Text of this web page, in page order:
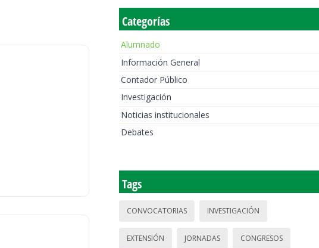
Categorías
Alumnado
Información General
Contador Público
Investigación
Noticias institucionales
Debates
Tags
CONVOCATORIAS INVESTIGACIÓN
EXTENSIÓN JORNADAS CONGRESOS